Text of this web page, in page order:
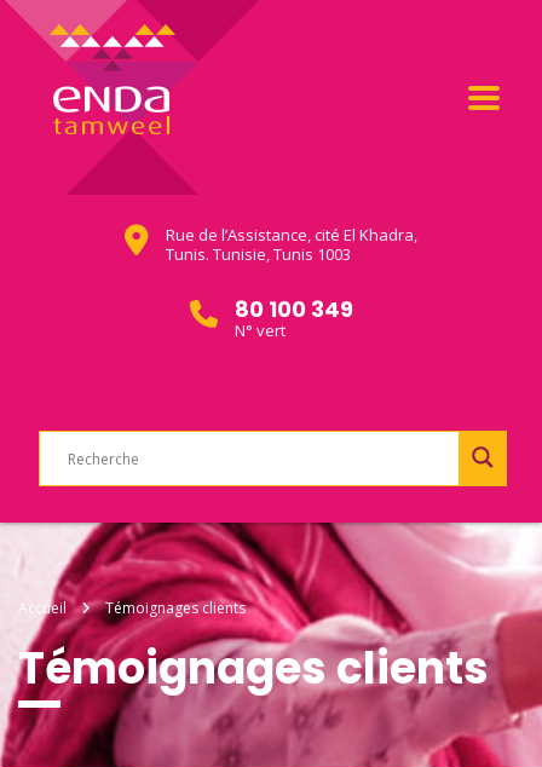
Rue de l’Assistance, cité El Khadra,
Tunis. Tunisie, Tunis 1003
80 100 349
N° vert
Accueil Témoignages clients
Témoignages clients